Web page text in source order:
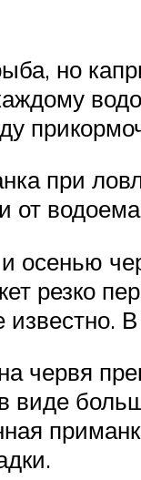
но
при
от
осенью
резко
известно.
червя
виде